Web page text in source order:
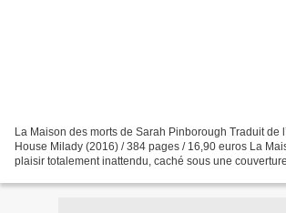
La Maison des morts de Sarah Pinborough Traduit de
House Milady (2016) / 384 pages / 16,90 euros La
plaisir totalement inattendu, caché sous une